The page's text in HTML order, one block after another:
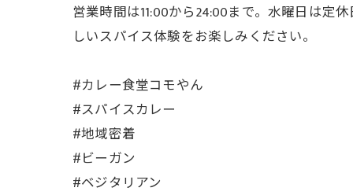
営業時間は11:00から24:00まで。水曜日は定
しいスパイス体験をお楽しみください。
#カレー食堂コモやん
#スパイスカレー
#地域密着
#ビーガン
#ベジタリアン